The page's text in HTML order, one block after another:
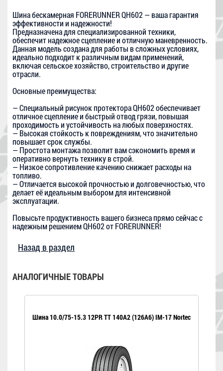
Шина бескамерная FORERUNNER QH602 — ваша гарантия
эффективности и надежности!
Предназначена для специализированной техники,
обеспечит надежное сцепление и отличную маневренность.
Данная модель создана для работы в сложных условиях,
идеально подходит к различным видам применений,
включая сельское хозяйство, строительство и другие
отрасли.
Основные преимущества:
— Специальный рисунок протектора QH602 обеспечивает
отличное сцепление и быстрый отвод грязи, повышая
проходимость и устойчивость на любых поверхностях.
— Высокая стойкость к повреждениям, что значительно
повышает срок службы.
— Простота монтажа позволит вам сэкономить время и
оперативно вернуть технику в строй.
— Низкое сопротивление качению снижает расходы на
топливо.
— Отличается высокой прочностью и долговечностью, что
делает её идеальным выбором для интенсивной
эксплуатации.
Повысьте продуктивность вашего бизнеса прямо сейчас с
надежным решением QH602 от FORERUNNER!
Назад в раздел
АНАЛОГИЧНЫЕ ТОВАРЫ
Шина 10.0/75-15.3 12PR TT 140A2 (126A6) IM-17 Nortec